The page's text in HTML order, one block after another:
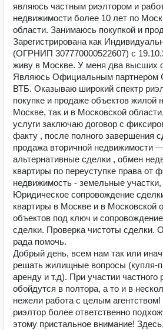
являюсь частным риэлтором и
недвижимости более 10 лет по
области. Занимаюсь покупкой и
Зарегистрирована как
(ОГРНИП 307770000522607) с
живу в Москве. У меня два высших
Являюсь Официальным партнером
ВТБ. Оказываю широкий спектр
покупке и продаже объектов жилой
Москве, так и в Московской
услуги заключаю договор с
факту , после полного завершения
продажа вторичной недвижимости
альтернативные сделки , обмен
квартиры по переуступке права от
недвижимость - земельные
Юридическое сопровождение
квартиры в Москве и в Московской
объектов под ключ и
сделки. Проверка чистоты сделки.
рада помочь.
Добрый день, всем нам так или
решать жилищные вопросы (купля-
аренду и т.д). При участии частного
обойдутся в полтора, а то и в
нежели работа с целым
риэлтор более ответственно
этому пристальное внимание!